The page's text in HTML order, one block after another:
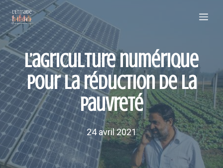
Aller
au
contenu
L’agriculture numérique
pour la réduction de la
pauvreté
24 avril 2021